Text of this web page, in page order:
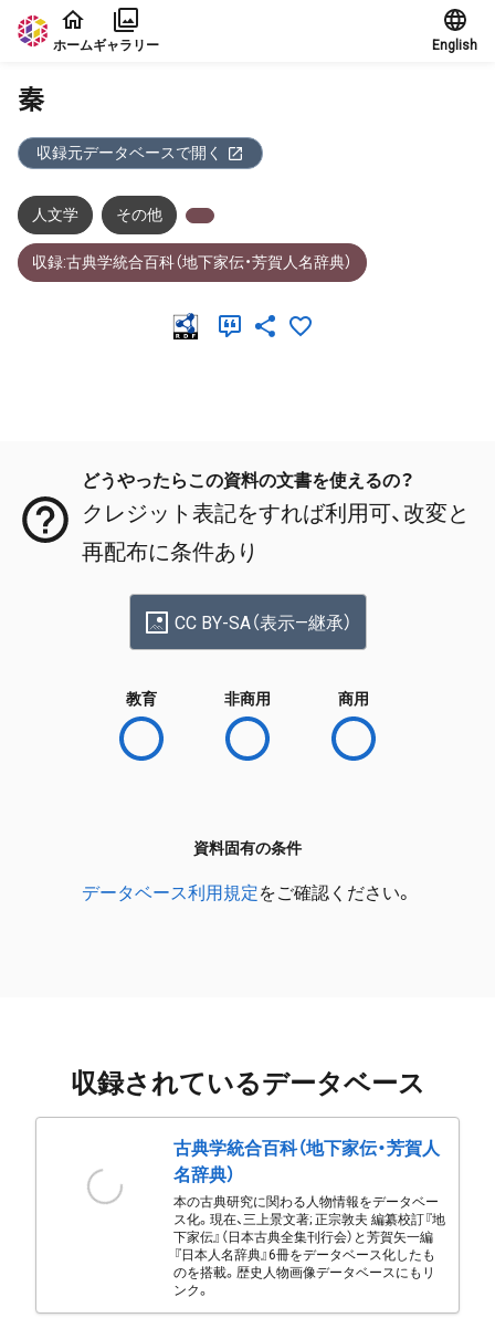
本文に飛ぶ
ホームギャラリー English
秦
収録元データベースで開く
人文学 その他
収録:古典学統合百科（地下家伝・芳賀人名辞典）
どうやったらこの資料の文書を使えるの？
クレジット表記をすれば利用可、改変と
再配布に条件あり
CC BY-SA（表示—継承）
教育 非商用 商用
資料固有の条件
データベース利用規定をご確認ください。
収録されているデータベース
古典学統合百科（地下家伝・芳賀人
名辞典）
本の古典研究に関わる人物情報をデータベー
ス化。現在、三上景文著; 正宗敦夫 編纂校訂『地
下家伝』（日本古典全集刊行会）と芳賀矢一編
『日本人名辞典』6冊をデータベース化したも
のを搭載。歴史人物画像データベースにもリ
ンク。